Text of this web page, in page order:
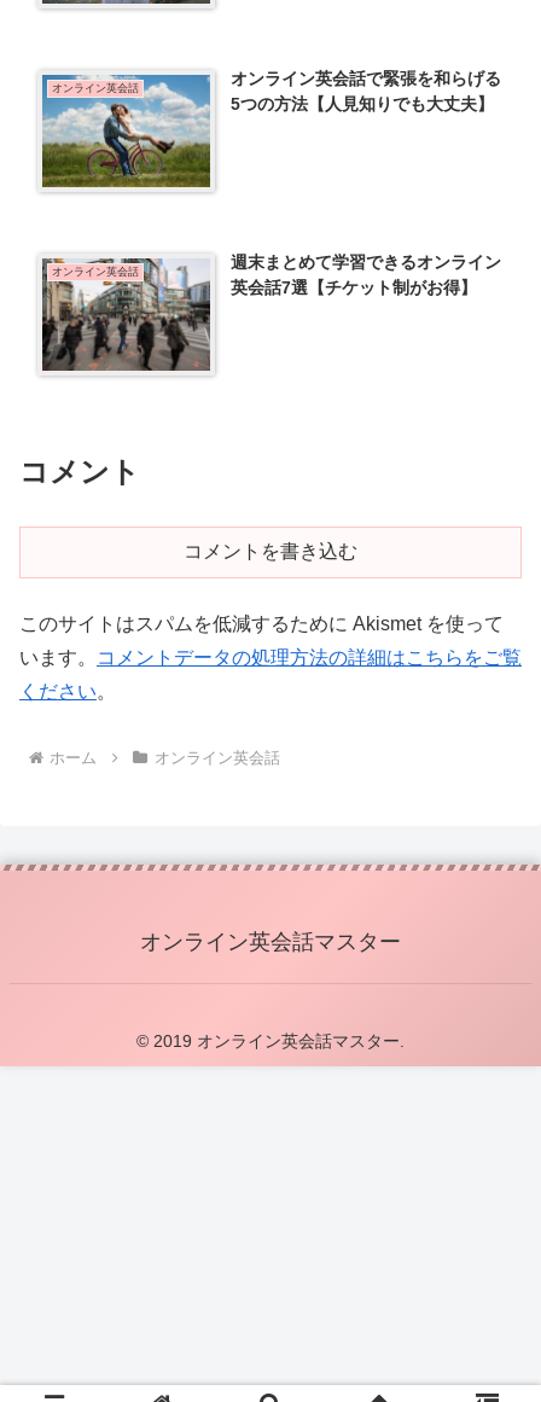
オンライン英会話
オンライン英会話で緊張を和らげる
5つの方法【人見知りでも大丈夫】
オンライン英会話
週末まとめて学習できるオンライン
英会話7選【チケット制がお得】
コメント
コメントを書き込む
このサイトはスパムを低減するために Akismet を使って
います。
コメントデータの処理方法の詳細はこちらをご覧
ください。
ホーム オンライン英会話
オンライン英会話マスター
© 2019 オンライン英会話マスター.